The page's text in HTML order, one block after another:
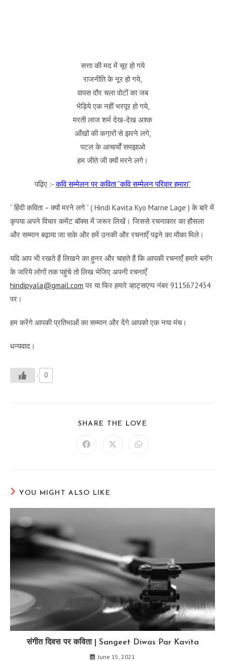
सत्ता की मद में चूर हो गये
राजनीति के नूर हो गये,
वापस दौर चला वोटों का जब
भेड़िये एक नहीं भरपूर हो गये,
मरती लाज शर्म देख-देख अश्क
आँखों की कगा़रों से झरने लगे,
पटल के आचार्यों समझाओ
हम जीते जी क्यों मरने लगे।
पढ़िए :-कवि सम्मेलन पर कविता “कवि सम्मेलन परिवार हमारा”
“ हिंदी कविता – क्यों मरने लगे ” ( Hindi Kavita Kyo Marne Lage ) के बारे में
कृपया अपने विचार कमेंट बॉक्स में जरूर लिखें। जिससे रचनाकार का हौसला
और सम्मान बढ़ाया जा सके और हमें उनकी और रचनाएँ पढ़ने का मौका मिले।
यदि आप भी रखते हैं लिखने का हुनर और चाहते हैं कि आपकी रचनाएँ हमारे ब्लॉग
के जरिये लोगों तक पहुंचे तो लिख भेजिए अपनी रचनाएँ
hindipyala@gmail.com पर या फिर हमारे व्हाट्सएप्प नंबर 9115672434
पर।
हम करेंगे आपकी प्रतिभाओं का सम्मान और देंगे आपको एक नया मंच।
धन्यवाद।
0
SHARE THE LOVE
Opens Opens Opens
YOU MIGHT ALSO LIKE
संगीत दिवस पर कविता | Sangeet Diwas Par Kavita
June 15, 2021